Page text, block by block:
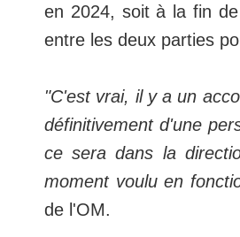
en 2024, soit à la fin
entre les deux parties
"C'est vrai, il y a un
définitivement d'une
ce sera dans la
moment voulu en
de l'OM.